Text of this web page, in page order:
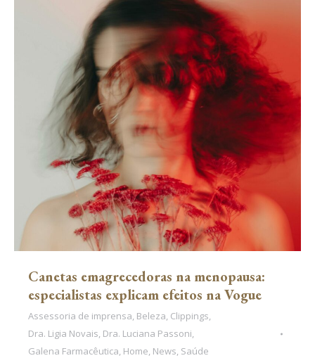
Canetas emagrecedoras na menopausa:
especialistas explicam efeitos na Vogue
Assessoria de imprensa, Beleza, Clippings,
Dra. Ligia Novais, Dra. Luciana Passoni,
Galena Farmacêutica, Home, News, Saúde